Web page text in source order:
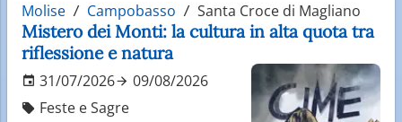
Molise Campobasso Santa Croce di Magliano
Mistero dei Monti: la cultura in alta quota tra
riflessione e natura
31/07/2026
09/08/2026
Feste e Sagre